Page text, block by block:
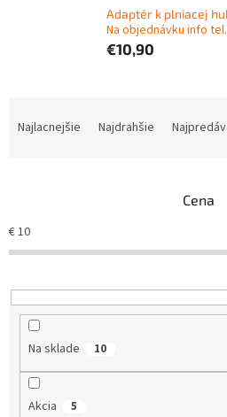
Adaptér k plniacej
Na objednávku info
€10,90
e
p
r
d
Najlacnejšie Najdrahšie
Cena
€10
Na sklade 10
Akcia 5